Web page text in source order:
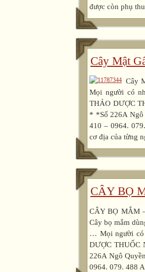
được còn phụ
Cây Mật
Cây
Mọi người có
THẢO DƯỢC
* *Số 226A Ngô
410 – 0964.
cơ địa của từng
CÂY BỌ
CÂY BỌ MẮM
Cây bọ mắm
… Mọi người có
DƯỢC THUỐC
226A Ngô
0964. 079. 488